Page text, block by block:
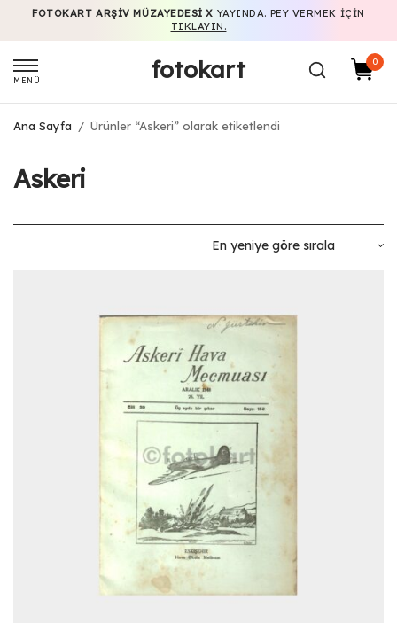
FOTOKART ARŞIV MÜZAYEDESI X YAYINDA. PEY VERMEK IÇIN
TIKLAYIN.
MENÜ fotokart 0
Ana Sayfa / Ürünler “Askeri” olarak etiketlendi
Askeri